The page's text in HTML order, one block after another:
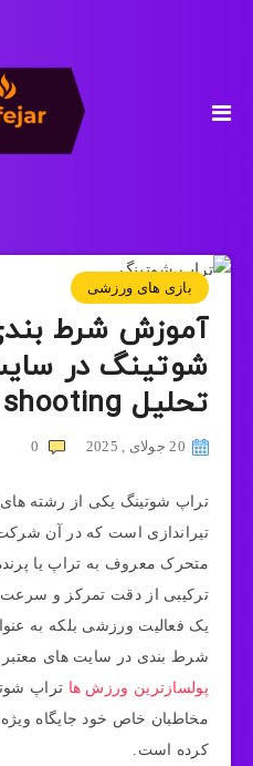
بازی های ورزشی
آموزش شرط
شوتینگ در
تحلیل trap shooting
20 جولای , 2025 0
تراپ شوتینگ یکی از رشته های
تیراندازی است که در آن
متحرک معروف به تراپ یا
ترکیبی از دقت تمرکز و سرعت
یک فعالیت ورزشی بلکه به
شرط بندی در سایت های
پولسازترین ورزش ها تراپ
مخاطبان خاص خود جایگاه ویژه
کرده است.